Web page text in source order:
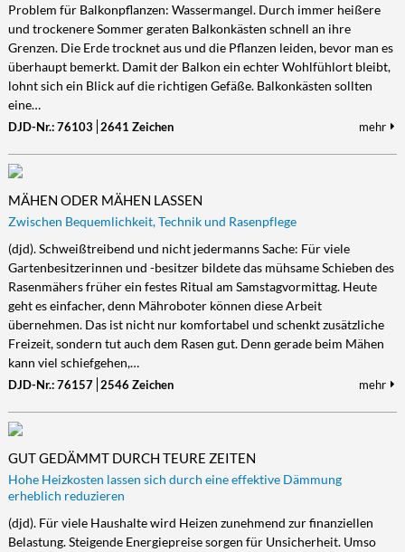
Problem für Balkonpflanzen: Wassermangel. Durch immer heißere
und trockenere Sommer geraten Balkonkästen schnell an ihre
Grenzen. Die Erde trocknet aus und die Pflanzen leiden, bevor man es
überhaupt bemerkt. Damit der Balkon ein echter Wohlfühlort bleibt,
lohnt sich ein Blick auf die richtigen Gefäße. Balkonkästen sollten
eine…
DJD-Nr.: 76103 2641 Zeichen mehr
MÄHEN ODER MÄHEN LASSEN
Zwischen Bequemlichkeit, Technik und Rasenpflege
(djd). Schweißtreibend und nicht jedermanns Sache: Für viele
Gartenbesitzerinnen und -besitzer bildete das mühsame Schieben des
Rasenmähers früher ein festes Ritual am Samstagvormittag. Heute
geht es einfacher, denn Mähroboter können diese Arbeit
übernehmen. Das ist nicht nur komfortabel und schenkt zusätzliche
Freizeit, sondern tut auch dem Rasen gut. Denn gerade beim Mähen
kann viel schiefgehen,…
DJD-Nr.: 76157 2546 Zeichen mehr
GUT GEDÄMMT DURCH TEURE ZEITEN
Hohe Heizkosten lassen sich durch eine effektive Dämmung
erheblich reduzieren
(djd). Für viele Haushalte wird Heizen zunehmend zur finanziellen
Belastung. Steigende Energiepreise sorgen für Unsicherheit. Umso